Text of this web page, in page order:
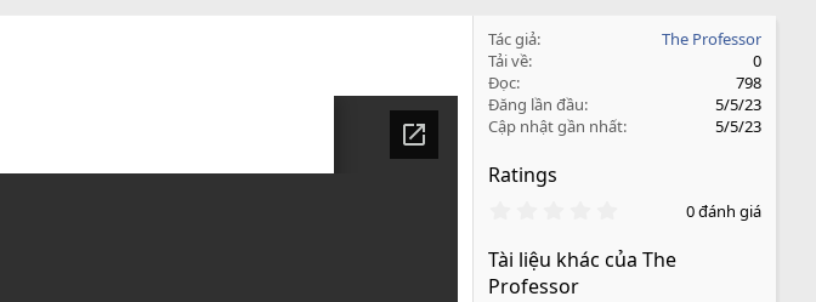
Tác giả
The Professor
Tải về
0
Đọc
798
Đăng lần đầu
5/5/23
Cập nhật gần nhất
5/5/23
Ratings
0
0
0 đánh giá
Tài liệu khác của The
Professor